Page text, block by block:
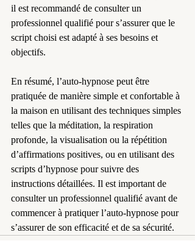
il est recommandé de consulter un
professionnel qualifié pour s’assurer que le
script choisi est adapté à ses besoins et
objectifs.
En résumé, l’auto-hypnose peut être
pratiquée de manière simple et confortable à
la maison en utilisant des techniques simples
telles que la méditation, la respiration
profonde, la visualisation ou la répétition
d’affirmations positives, ou en utilisant des
scripts d’hypnose pour suivre des
instructions détaillées. Il est important de
consulter un professionnel qualifié avant de
commencer à pratiquer l’auto-hypnose pour
s’assurer de son efficacité et de sa sécurité.